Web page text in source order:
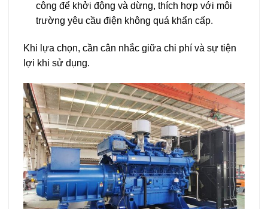
công để khởi động và dừng, thích hợp với môi
trường yêu cầu điện không quá khẩn cấp.
Khi lựa chọn, cần cân nhắc giữa chi phí và sự tiện
lợi khi sử dụng.